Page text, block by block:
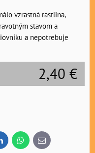
vzrastná rastlina,
stavom a
a nepotrebuje
2,40 €
WhatsApp
E-
mail